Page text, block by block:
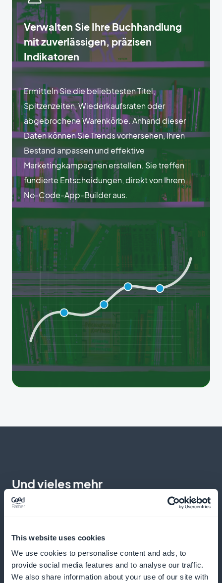
This website uses cookies
We use cookies to personalise content and ads, to
provide social media features and to analyse our traffic.
We also share information about your use of our site with
Verwalten Sie Ihre Buchhandlung
mit zuverlässigen, präzisen
Indikatoren
Ermitteln Sie die beliebtesten Titel,
Spitzenzeiten, Wiederkaufsraten oder
abgebrochene Warenkörbe. Anhand dieser
Daten können Sie Trends vorhersehen, Ihren
Bestand anpassen und effektive
Marketingkampagnen erstellen. Sie treffen
fundierte Entscheidungen, direkt von Ihrem
No-Code-App-Builder aus.
Und vieles mehr
Expresskauf mit einem Klick